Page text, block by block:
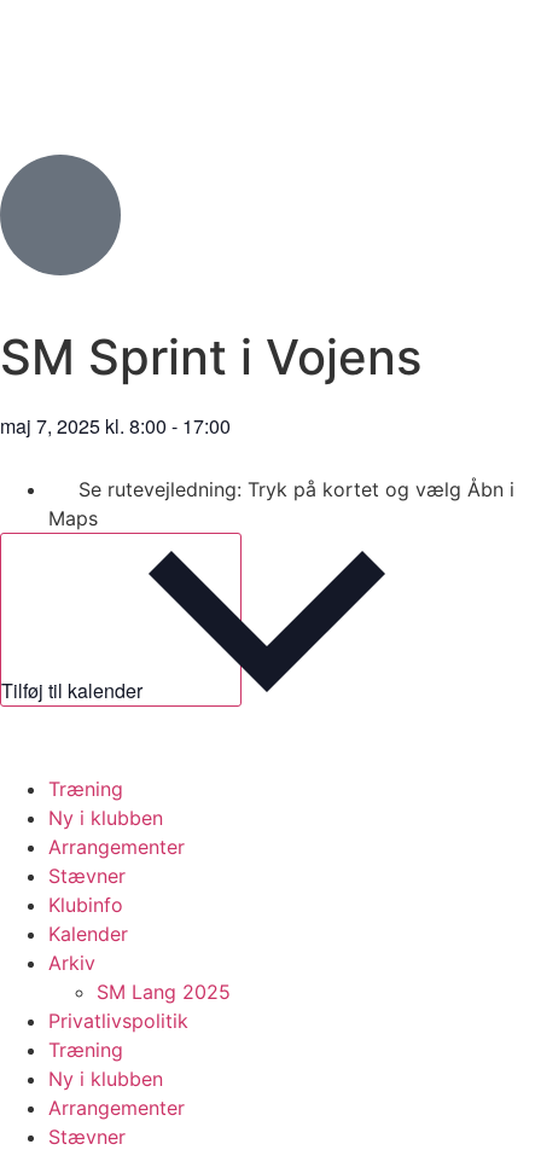
SM Sprint i Vojens
maj 7, 2025 kl. 8:00 - 17:00
Se rutevejledning: Tryk på kortet og vælg Åbn i
Maps
Tilføj til kalender
Træning
Ny i klubben
Arrangementer
Stævner
Klubinfo
Kalender
Arkiv
SM Lang 2025
Privatlivspolitik
Træning
Ny i klubben
Arrangementer
Stævner